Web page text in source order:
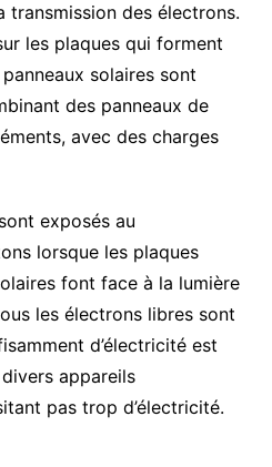
des électrons.
les plaques qui forment
solaires sont
des panneaux de
avec des charges
exposés au
lorsque les plaques
font face à la lumière
les électrons libres sont
d’électricité est
appareils
pas trop d’électricité.